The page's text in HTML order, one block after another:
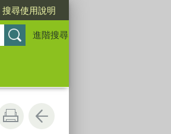
搜尋使用說明
進階搜尋